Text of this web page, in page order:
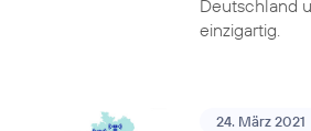
Deutschland
einzigartig.
24. März 2021